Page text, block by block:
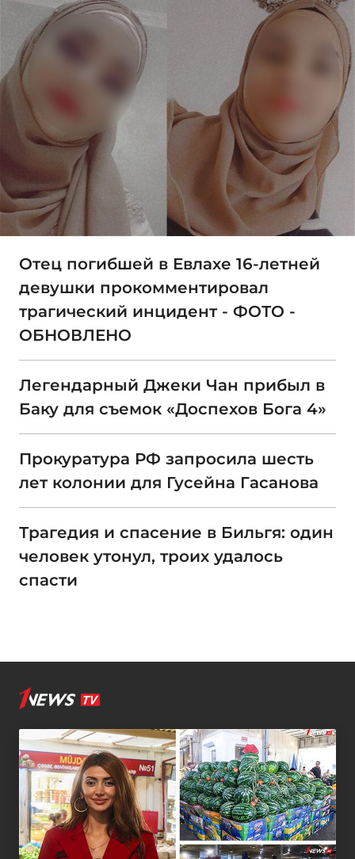
Отец погибшей в Евлахе 16-летней
девушки прокомментировал
трагический инцидент - ФОТО -
ОБНОВЛЕНО
Легендарный Джеки Чан прибыл в
Баку для съемок «Доспехов Бога 4»
Прокуратура РФ запросила шесть
лет колонии для Гусейна Гасанова
Трагедия и спасение в Бильгя: один
человек утонул, троих удалось
спасти